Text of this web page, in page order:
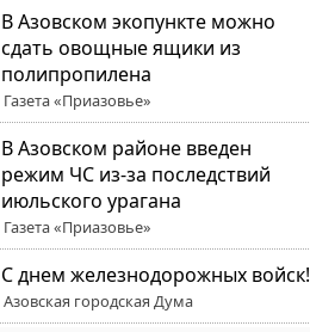
В Азовском экопункте можно
сдать овощные ящики из
полипропилена
Газета «Приазовье»
В Азовском районе введен
режим ЧС из-за последствий
июльского урагана
Газета «Приазовье»
С днем железнодорожных войск!
Азовская городская Дума